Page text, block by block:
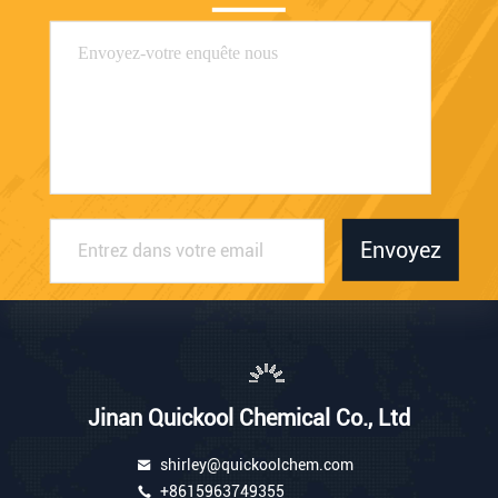
Envoyez
Jinan Quickool Chemical Co., Ltd
shirley@quickoolchem.com
+8615963749355